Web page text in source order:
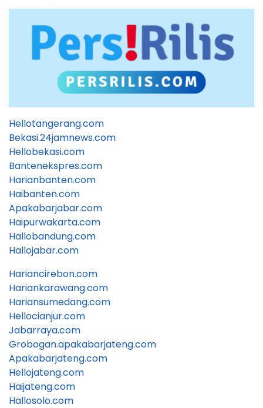
Hellotangerang.com
Bekasi.24jamnews.com
Hellobekasi.com
Bantenekspres.com
Harianbanten.com
Haibanten.com
Apakabarjabar.com
Haipurwakarta.com
Hallobandung.com
Hallojabar.com
Hariancirebon.com
Hariankarawang.com
Hariansumedang.com
Hellocianjur.com
Jabarraya.com
Grobogan.apakabarjateng.com
Apakabarjateng.com
Hellojateng.com
Haijateng.com
Hallosolo.com